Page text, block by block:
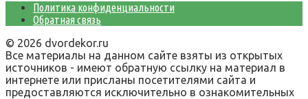
Политика конфиденциальности
Обратная связь
© 2026 dvordekor.ru
Все материалы на данном сайте взяты из открытых
источников - имеют обратную ссылку на материал в
интернете или присланы посетителями сайта и
предоставляются исключительно в ознакомительных